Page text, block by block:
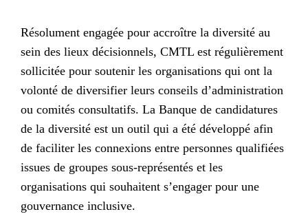
Résolument engagée pour accroître la diversité au
sein des lieux décisionnels, CMTL est régulièrement
sollicitée pour soutenir les organisations qui ont la
volonté de diversifier leurs conseils d’administration
ou comités consultatifs. La Banque de candidatures
de la diversité est un outil qui a été développé afin
de faciliter les connexions entre personnes qualifiées
issues de groupes sous-représentés et les
organisations qui souhaitent s’engager pour une
gouvernance inclusive.